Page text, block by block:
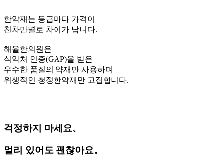
한약재는 등급마다 가격이
천차만별로 차이가 납니다.
해율한의원은
식악처 인증(GAP)을 받은
우수한 품질의 약재만 사용하며
위생적인 청정한약재만 고집합니다.
걱정하지 마세요、
멀리 있어도 괜찮아요。